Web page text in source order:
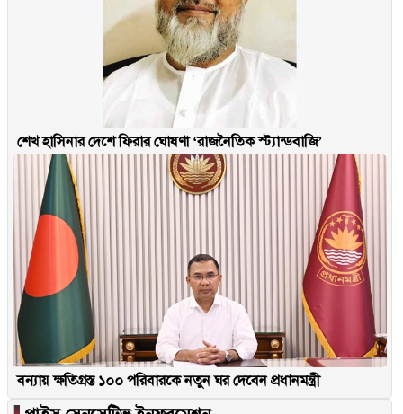
শেখ হাসিনার দেশে ফিরার ঘোষণা ‘রাজনৈতিক স্ট্যান্ডবাজি’
বন্যায় ক্ষতিগ্রস্ত ১০০ পরিবারকে নতুন ঘর দেবেন প্রধানমন্ত্রী